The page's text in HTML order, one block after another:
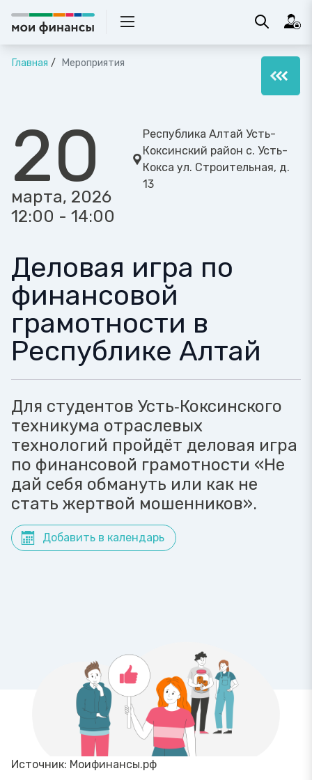
Главная Мероприятия
20
марта, 2026
12:00 - 14:00
Республика Алтай Усть-
Коксинский район с. Усть-
Кокса ул. Строительная, д.
13
Деловая игра по
финансовой
грамотности в
Республике Алтай
Для студентов Усть‑Коксинского
техникума отраслевых
технологий пройдёт деловая игра
по финансовой грамотности «Не
дай себя обмануть или как не
стать жертвой мошенников».
Добавить в календарь
Источник: Моифинансы.рф